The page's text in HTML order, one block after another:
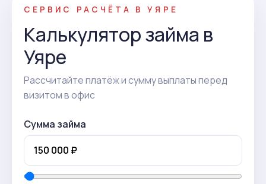
СЕРВИС РАСЧЁТА В УЯРЕ
Калькулятор займа в
Уяре
Рассчитайте платёж и сумму выплаты перед
визитом в офис
Сумма займа